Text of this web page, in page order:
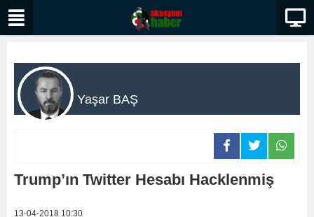
Yaşar BAŞ
Trump’ın Twitter Hesabı Hacklenmiş
13-04-2018 10:30